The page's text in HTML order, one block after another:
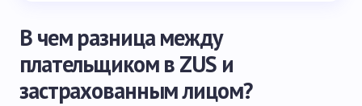
В чем разница между
плательщиком в ZUS и
застрахованным лицом?